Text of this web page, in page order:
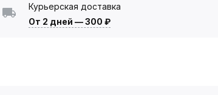
Курьерская доставка
От 2 дней —300 ₽